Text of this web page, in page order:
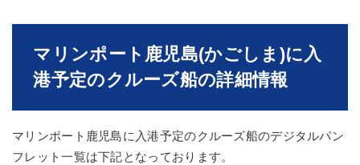
マリンポート鹿児島(かごしま)に入
港予定のクルーズ船の詳細情報
マリンポート鹿児島に入港予定のクルーズ船のデジタルパン
フレット一覧は下記となっております。